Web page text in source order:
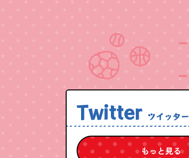
Twitter ツイッター
もっと見る